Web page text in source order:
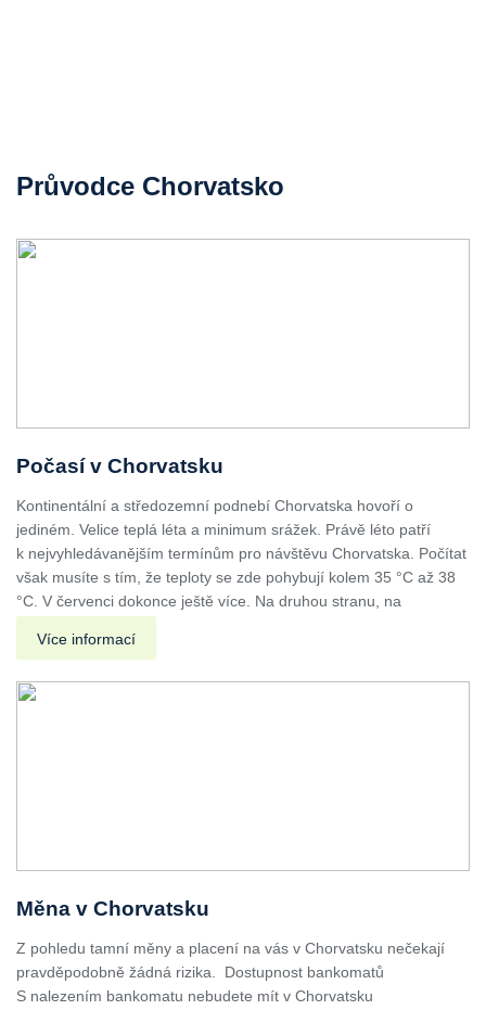
Průvodce Chorvatsko
Počasí v Chorvatsku
Kontinentální a středozemní podnebí Chorvatska hovoří o
jediném. Velice teplá léta a minimum srážek. Právě léto patří
k nejvyhledávanějším termínům pro návštěvu Chorvatska. Počítat
však musíte s tím, že teploty se zde pohybují kolem 35 °C až 38
°C. V červenci dokonce ještě více. Na druhou stranu, na
Více informací
Měna v Chorvatsku
Z pohledu tamní měny a placení na vás v Chorvatsku nečekají
pravděpodobně žádná rizika. Dostupnost bankomatů
S nalezením bankomatu nebudete mít v Chorvatsku